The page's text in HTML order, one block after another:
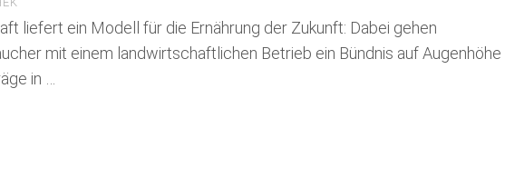
liefert ein Modell für die Ernährung der Zukunft: Dabei gehen
mit einem landwirtschaftlichen Betrieb ein Bündnis auf Augenhöhe
in …